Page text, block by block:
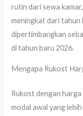
rutin dari sewa
meningkat dari tahun
dipertimbangkan
di tahun baru 2026.
Mengapa Rukost
Rukost dengan
modal awal yang